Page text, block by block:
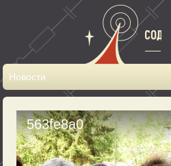
563fe8a0